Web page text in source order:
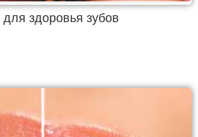
здоровья зубов